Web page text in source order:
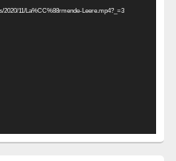
2020/11/La%CC%88rmende-Leere.mp4?_=3